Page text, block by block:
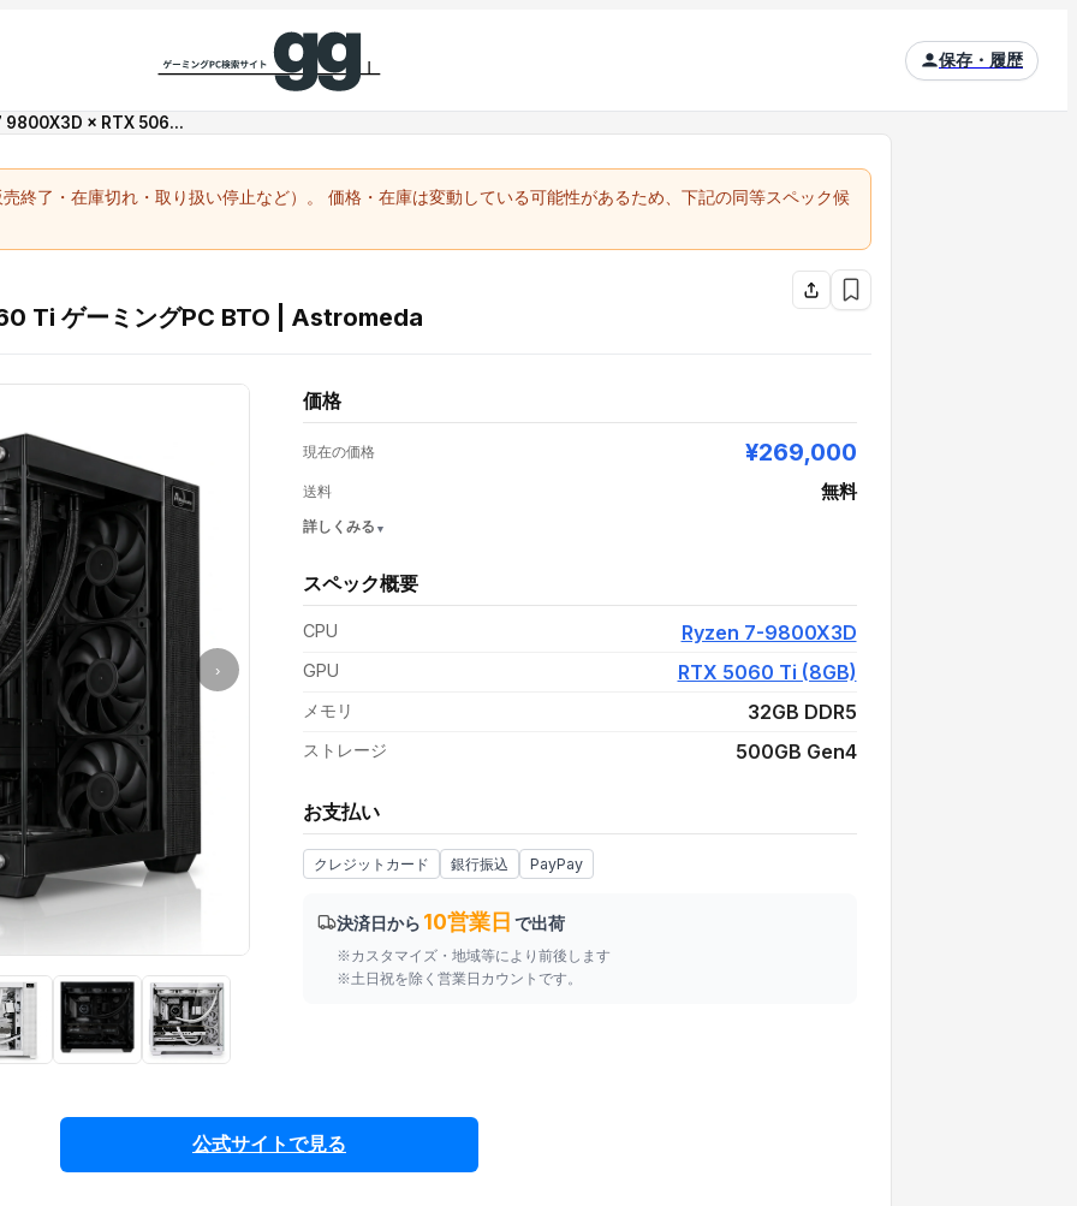
保存・履歴
9800X3D × RTX 506...
終了・在庫切れ・取り扱い停止など）。 価格・在庫は変動している可能性があるため、下記の同等スペック候
Ti ゲーミングPC BTO | Astromeda
›
価格
現在の価格 ¥269,000
送料 無料
詳しくみる
支払い額（値引き・送料込み） ¥269,000
スペック概要
CPU Ryzen 7-9800X3D
GPU RTX 5060 Ti (8GB)
メモリ 32GB DDR5
ストレージ 500GB Gen4
お支払い
クレジットカード 銀行振込 PayPay
決済日から 10営業日 で出荷
※カスタマイズ・地域等により前後します
※土日祝を除く営業日カウントです。
公式サイトで見る